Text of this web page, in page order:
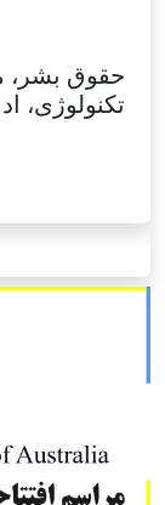
حقوق بشر،
تکنولوژی،